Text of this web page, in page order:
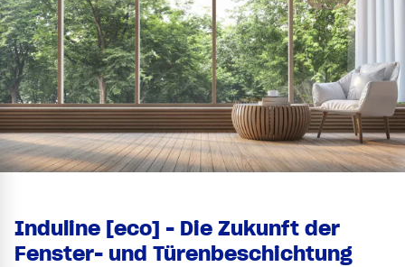
Induline [eco] - Die Zukunft der
Fenster- und Türenbeschichtung